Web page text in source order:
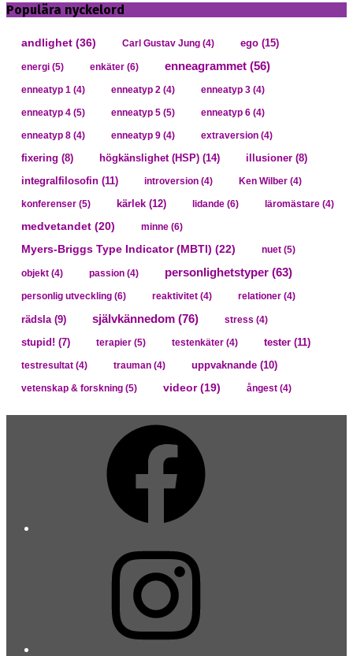
Populära nyckelord
andlighet (36) Carl Gustav Jung (4) ego (15)
energi (5) enkäter (6) enneagrammet (56)
enneatyp 1 (4) enneatyp 2 (4) enneatyp 3 (4)
enneatyp 4 (5) enneatyp 5 (5) enneatyp 6 (4)
enneatyp 8 (4) enneatyp 9 (4) extraversion (4)
fixering (8) högkänslighet (HSP) (14) illusioner (8)
integralfilosofin (11) introversion (4) Ken Wilber (4)
konferenser (5) kärlek (12) lidande (6) läromästare (4)
medvetandet (20) minne (6)
Myers-Briggs Type Indicator (MBTI) (22) nuet (5)
objekt (4) passion (4) personlighetstyper (63)
personlig utveckling (6) reaktivitet (4) relationer (4)
rädsla (9) självkännedom (76) stress (4)
stupid! (7) terapier (5) testenkäter (4) tester (11)
testresultat (4) trauman (4) uppvaknande (10)
vetenskap & forskning (5) videor(19) ångest (4)